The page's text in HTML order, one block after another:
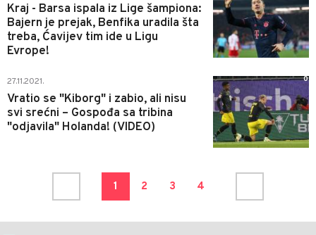
Kraj - Barsa ispala iz Lige šampiona:
Bajern je prejak, Benfika uradila šta
treba, Ćavijev tim ide u Ligu
Evrope!
27.11.2021.
Vratio se "Kiborg" i zabio, ali nisu
svi srećni – Gospođa sa tribina
"odjavila" Holanda! (VIDEO)
0
1 2 3 4